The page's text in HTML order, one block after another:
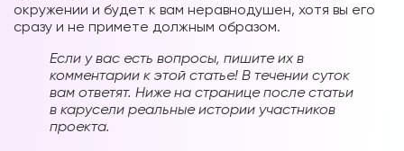
окружении и будет к вам неравнодушен, хотя вы его
сразу и не примете должным образом.
Если у вас есть вопросы, пишите их в
комментарии к этой статье! В течении суток
вам ответят. Ниже на странице после статьи
в карусели реальные истории участников
проекта.